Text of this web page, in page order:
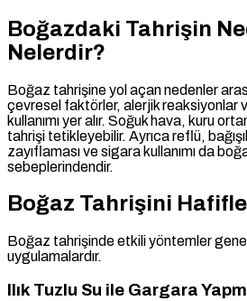
Boğazdaki Tahrişin
Nelerdir?
Boğaz tahrişine yol açan nedenler
çevresel faktörler, alerjik reaksiyonlar
kullanımı yer alır. Soğuk hava, kuru
tahrişi tetikleyebilir. Ayrıca reflü,
zayıflaması ve sigara kullanımı da
sebeplerindendir.
Boğaz Tahrişini
Boğaz tahrişinde etkili yöntemler
uygulamalardır.
Ilık Tuzlu Su ile Gargara